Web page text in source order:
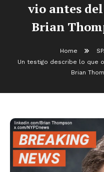
vio antes
Brian
Home
Un testigo describe lo que
Brian